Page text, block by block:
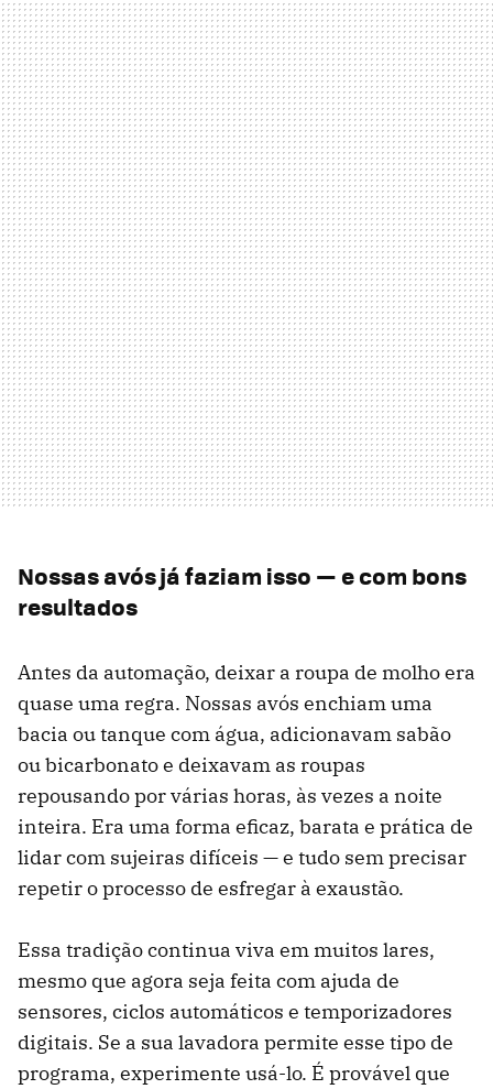
Nossas avós já faziam isso — e com bons
resultados
Antes da automação, deixar a roupa de molho era
quase uma regra. Nossas avós enchiam uma
bacia ou tanque com água, adicionavam sabão
ou bicarbonato e deixavam as roupas
repousando por várias horas, às vezes a noite
inteira. Era uma forma eficaz, barata e prática de
lidar com sujeiras difíceis — e tudo sem precisar
repetir o processo de esfregar à exaustão.
Essa tradição continua viva em muitos lares,
mesmo que agora seja feita com ajuda de
sensores, ciclos automáticos e temporizadores
digitais. Se a sua lavadora permite esse tipo de
programa, experimente usá-lo. É provável que